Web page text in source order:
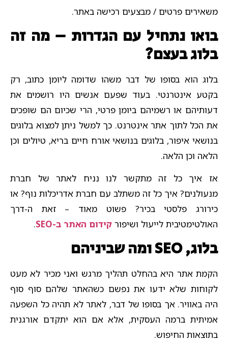
משאירים פרטים / מבצעים רכישה באתר.
בואו נתחיל עם הגדרות – מה זה
בלוג בעצם?
בלוג הוא בסופו של דבר משהו שדומה ליומן כתוב, רק
בקטע אינטרנטי. בעוד שפעם אנשים היו רושמים את
דעותיהם או רשמיהם ביומן פרטי, הרי שכיום הם שופכים
את הכל לתוך אתר אינטרנט. כך למשל ניתן למצוא בלוגים
בנושאי איפור, בלוגים בנושאי אורח חיים בריא, טיולים וכן
הלאה וכן הלאה.
אז איך כל זה מתקשר לנו נניח לאתר של חברת
מנעולנים? איך כל זה משתלב עם חברת אדריכלות נוף? או
כירורג פלסטי בכיר? פשוט מאוד – זאת ה-דרך
האולטימטיבית לייעול ושיפור קידום האתר ב-SEO .
בלוג, SEO ומה שביניהם
הקמת אתר היא בהחלט תהליך מרגש ואני מכיר לא מעט
לקוחות שלא ידעו את נפשם כשהאתר שלהם סוף סוף
היה באוויר. אך בסופו של דבר, לאתר לא תהיה כל השפעה
אמיתית ברמה העסקית, אלא אם הוא יתקדם אורגנית
בתוצאות החיפוש.